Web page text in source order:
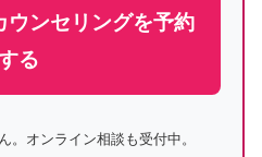
ウンセリングを予約
る
オンライン相談も受付中。